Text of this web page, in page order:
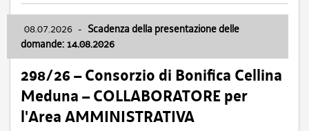
08.07.2026 - Scadenza della presentazione delle
domande: 14.08.2026
298/26 – Consorzio di Bonifica Cellina
Meduna – COLLABORATORE per
l'Area AMMINISTRATIVA